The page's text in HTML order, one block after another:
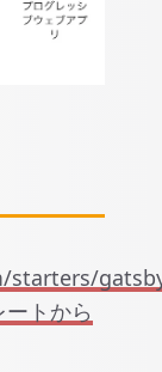
starters/
トから